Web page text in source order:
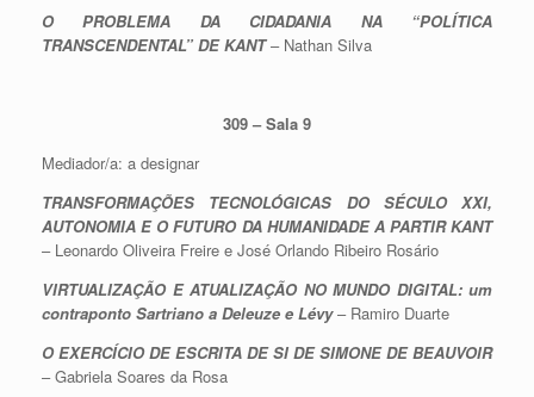
O PROBLEMA DA CIDADANIA NA “POLÍTICA
TRANSCENDENTAL” DE KANT– Nathan Silva
309 – Sala 9
Mediador/a: a designar
TRANSFORMAÇÕES TECNOLÓGICAS DO SÉCULO XXI,
AUTONOMIA E O FUTURO DA HUMANIDADE A PARTIR KANT
– Leonardo Oliveira Freire e José Orlando Ribeiro Rosário
VIRTUALIZAÇÃO E ATUALIZAÇÃO NO MUNDO DIGITAL: um
contraponto Sartriano a Deleuze e Lévy– Ramiro Duarte
O EXERCÍCIO DE ESCRITA DE SI DE SIMONE DE BEAUVOIR
– Gabriela Soares da Rosa